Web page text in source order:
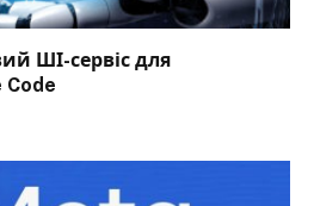
ШІ-сервіс для
Code